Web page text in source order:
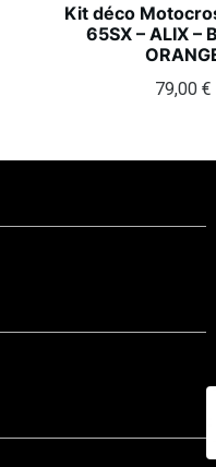
Kit déco
65SX – ALIX –
79,00€